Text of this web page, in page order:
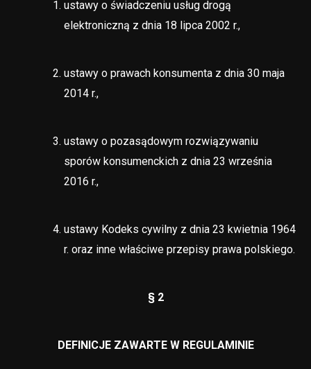
ustawy o świadczeniu usług drogą
elektroniczną z dnia 18 lipca 2002 r.,
ustawy o prawach konsumenta z dnia 30 maja
2014 r.,
ustawy o pozasądowym rozwiązywaniu
sporów konsumenckich z dnia 23 września
2016 r.,
ustawy Kodeks cywilny z dnia 23 kwietnia 1964
r. oraz inne właściwe przepisy prawa polskiego.
§ 2
DEFINICJE ZAWARTE W REGULAMINIE